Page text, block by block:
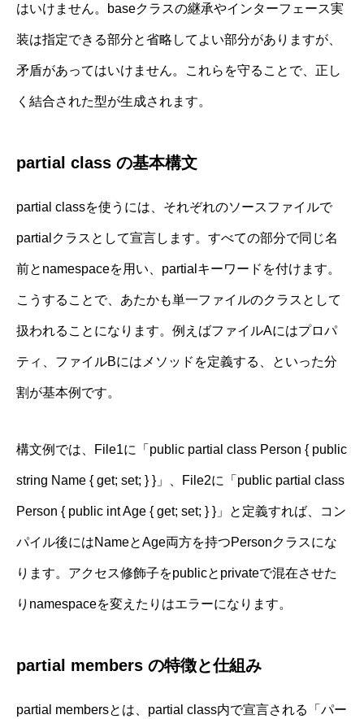
はいけません。baseクラスの継承やインターフェース実
装は指定できる部分と省略してよい部分がありますが、
矛盾があってはいけません。これらを守ることで、正し
く結合された型が生成されます。
partial class の基本構文
partial classを使うには、それぞれのソースファイルで
partialクラスとして宣言します。すべての部分で同じ名
前とnamespaceを用い、partialキーワードを付けます。
こうすることで、あたかも単一ファイルのクラスとして
扱われることになります。例えばファイルAにはプロパ
ティ、ファイルBにはメソッドを定義する、といった分
割が基本例です。
構文例では、File1に「public partial class Person { public
string Name { get; set; } }」、File2に「public partial class
Person { public int Age { get; set; } }」と定義すれば、コン
パイル後にはNameとAge両方を持つPersonクラスにな
ります。アクセス修飾子をpublicとprivateで混在させた
りnamespaceを変えたりはエラーになります。
partial members の特徴と仕組み
partial membersとは、partial class内で宣言される「パー